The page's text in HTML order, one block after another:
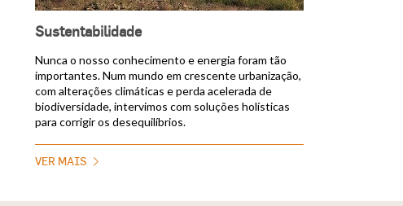
Sustentabilidade
Nunca o nosso conhecimento e energia foram tão
importantes. Num mundo em crescente urbanização,
com alterações climáticas e perda acelerada de
biodiversidade, intervimos com soluções holísticas
para corrigir os desequilíbrios.
VER MAIS